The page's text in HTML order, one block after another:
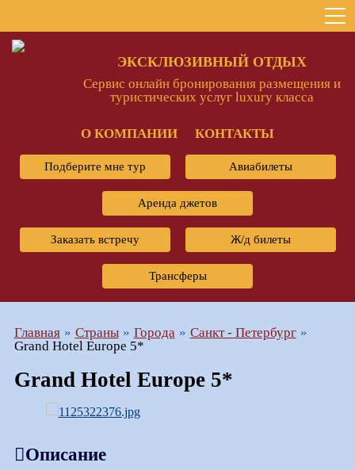
ЭКСКЛЮЗИВНЫЙ ОТДЫХ
Сервис онлайн бронирования размещения и
туристических услуг luxury класса
О КОМПАНИИ КОНТАКТЫ
Подберите мне тур Авиабилеты
Аренда джетов
Заказать встречу Ж/д билеты
Трансферы
Главная Страны Города
Санкт - Петербург
Grand Hotel Europe 5*
Grand Hotel Europe 5*
Описание